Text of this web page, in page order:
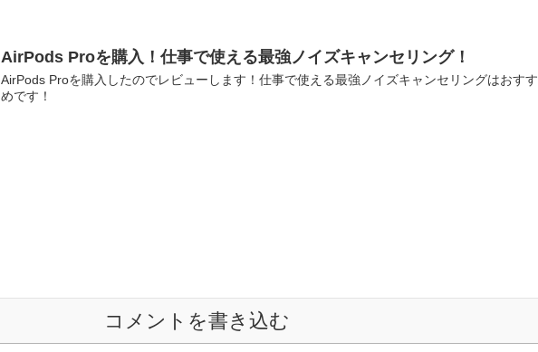
AirPods Proを購入！仕事で使える最強ノイズキャンセリング！
AirPods Proを購入したのでレビューします！仕事で使える最強ノイズキャンセリングはおすす
めです！
コメントを書き込む